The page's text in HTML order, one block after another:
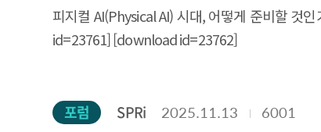
피지컬 AI(Physical AI) 시대, 어떻게 준비할 것
id=23761] [download id=23762]
포럼 SPRi 2025.11.13 6001